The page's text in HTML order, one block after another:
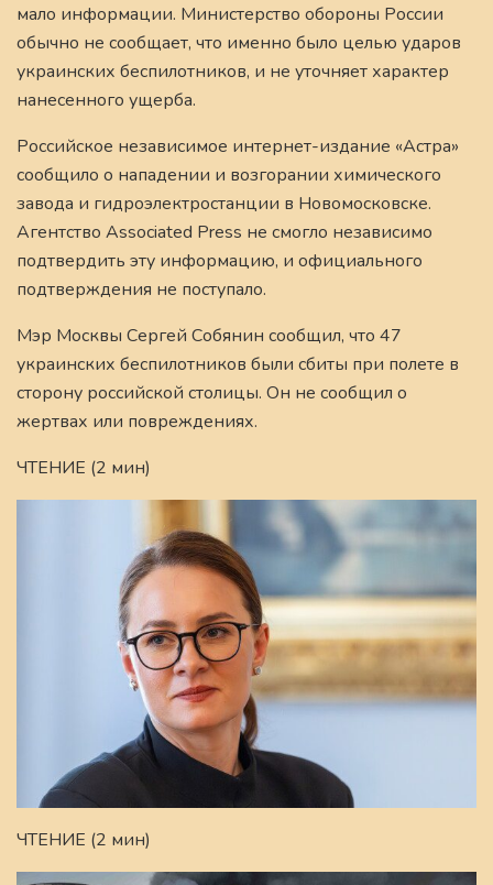
мало информации. Министерство обороны России
обычно не сообщает, что именно было целью ударов
украинских беспилотников, и не уточняет характер
нанесенного ущерба.
Российское независимое интернет-издание «Астра»
сообщило о нападении и возгорании химического
завода и гидроэлектростанции в Новомосковске.
Агентство Associated Press не смогло независимо
подтвердить эту информацию, и официального
подтверждения не поступало.
Мэр Москвы Сергей Собянин сообщил, что 47
украинских беспилотников были сбиты при полете в
сторону российской столицы. Он не сообщил о
жертвах или повреждениях.
ЧТЕНИЕ (2 мин)
ЧТЕНИЕ (2 мин)